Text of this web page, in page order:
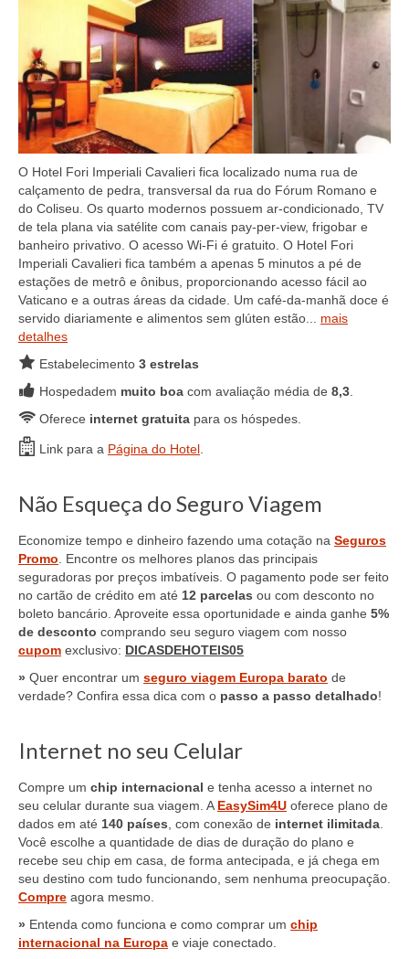
O Hotel Fori Imperiali Cavalieri fica localizado numa rua de
calçamento de pedra, transversal da rua do Fórum Romano e
do Coliseu. Os quarto modernos possuem ar-condicionado, TV
de tela plana via satélite com canais pay-per-view, frigobar e
banheiro privativo. O acesso Wi-Fi é gratuito. O Hotel Fori
Imperiali Cavalieri fica também a apenas 5 minutos a pé de
estações de metrô e ônibus, proporcionando acesso fácil ao
Vaticano e a outras áreas da cidade. Um café-da-manhã doce é
servido diariamente e alimentos sem glúten estão... mais
detalhes
Estabelecimento 3 estrelas
Hospedadem muito boa com avaliação média de 8,3.
Oferece internet gratuita para os hóspedes.
Link para a Página do Hotel.
Não Esqueça do Seguro Viagem
Economize tempo e dinheiro fazendo uma cotação na Seguros
Promo. Encontre os melhores planos das principais
seguradoras por preços imbatíveis. O pagamento pode ser feito
no cartão de crédito em até 12 parcelas ou com desconto no
boleto bancário. Aproveite essa oportunidade e ainda ganhe 5%
de desconto comprando seu seguro viagem com nosso
cupom exclusivo: DICASDEHOTEIS05
» Quer encontrar um seguro viagem Europa barato de
verdade? Confira essa dica com o passo a passo detalhado!
Internet no seu Celular
Compre um chip internacional e tenha acesso a internet no
seu celular durante sua viagem. AEasySim4U oferece plano de
dados em até 140 países, com conexão de internet ilimitada.
Você escolhe a quantidade de dias de duração do plano e
recebe seu chip em casa, de forma antecipada, e já chega em
seu destino com tudo funcionando, sem nenhuma preocupação.
Compre agora mesmo.
» Entenda como funciona e como comprar um chip
internacional na Europa e viaje conectado.